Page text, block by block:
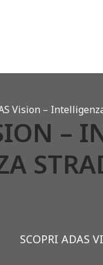
Vision –
–
SCOPRI ADAS